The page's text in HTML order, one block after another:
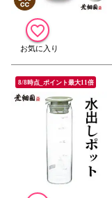
8/8時点_ポイント最大11倍